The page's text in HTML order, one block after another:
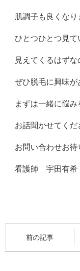
肌調子も良くなり
ひとつひとつ見て
見えてくるはずな
ぜひ脱毛に興味が
まずは一緒に悩
お話聞かせてくだ
お問い合わせお待
看護師 宇田有希
前の記事